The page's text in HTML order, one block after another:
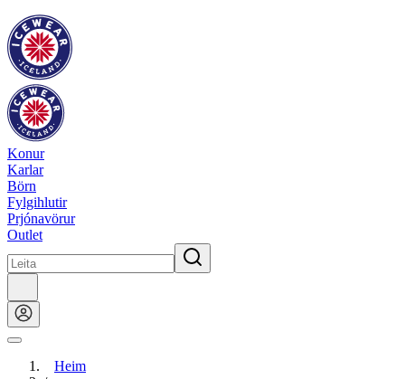
Konur
Karlar
Börn
Fylgihlutir
Prjónavörur
Outlet
Heim